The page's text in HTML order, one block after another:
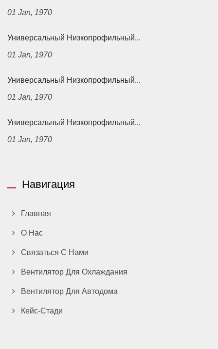
01 Jan, 1970
Универсальный Низкопрофильный...
01 Jan, 1970
Универсальный Низкопрофильный...
01 Jan, 1970
Универсальный Низкопрофильный...
01 Jan, 1970
Навигация
Главная
О Нас
Связаться С Нами
Вентилятор Для Охлаждания
Вентилятор Для Автодома
Кейс-Стади